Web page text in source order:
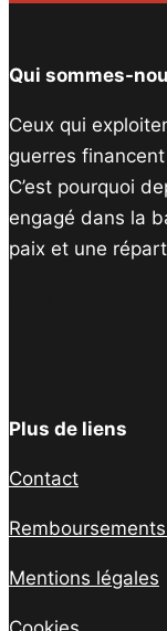
Qui sommes-
Ceux qui
guerres
C’est pourquoi
engagé dans la
paix et une
Plus de liens
Contact
Mentions légales